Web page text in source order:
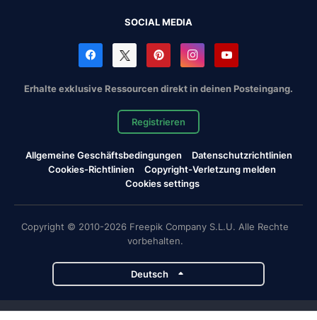
SOCIAL MEDIA
Erhalte exklusive Ressourcen direkt in deinen Posteingang.
Registrieren
Allgemeine Geschäftsbedingungen
Datenschutzrichtlinien
Cookies-Richtlinien
Copyright-Verletzung melden
Cookies settings
Copyright © 2010-2026 Freepik Company S.L.U. Alle Rechte
vorbehalten.
Deutsch